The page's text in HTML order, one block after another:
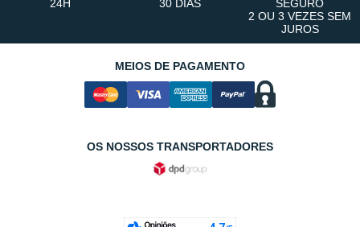
24H
30 DIAS
SEGURO
2 OU 3 VEZES SEM
JUROS
MEIOS DE PAGAMENTO
OS NOSSOS TRANSPORTADORES